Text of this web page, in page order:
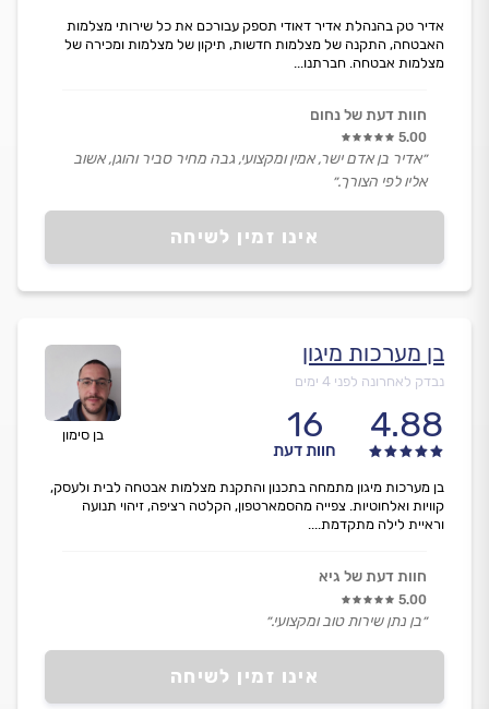
אינו זמין לשיחה
אדיר טק בהנהלת אדיר דאודי תספק עבורכם את כל שירותי מצלמות
האבטחה, התקנה של מצלמות חדשות, תיקון של מצלמות ומכירה של
מצלמות אבטחה. חברתנו...
חוות דעת של נחום
5.00
״אדיר בן אדם ישר, אמין ומקצועי, גבה מחיר סביר והוגן, אשוב
אליו לפי הצורך.״
בן סימון
בן מערכות מיגון
נבדק לאחרונה לפני 4 ימים
4.88
16
חוות דעת
אינו זמין לשיחה
בן מערכות מיגון מתמחה בתכנון והתקנת מצלמות אבטחה לבית ולעסק,
קוויות ואלחוטיות. צפייה מהסמארטפון, הקלטה רציפה, זיהוי תנועה
וראיית לילה מתקדמת....
חוות דעת של גיא
5.00
״בן נתן שירות טוב ומקצועי.״